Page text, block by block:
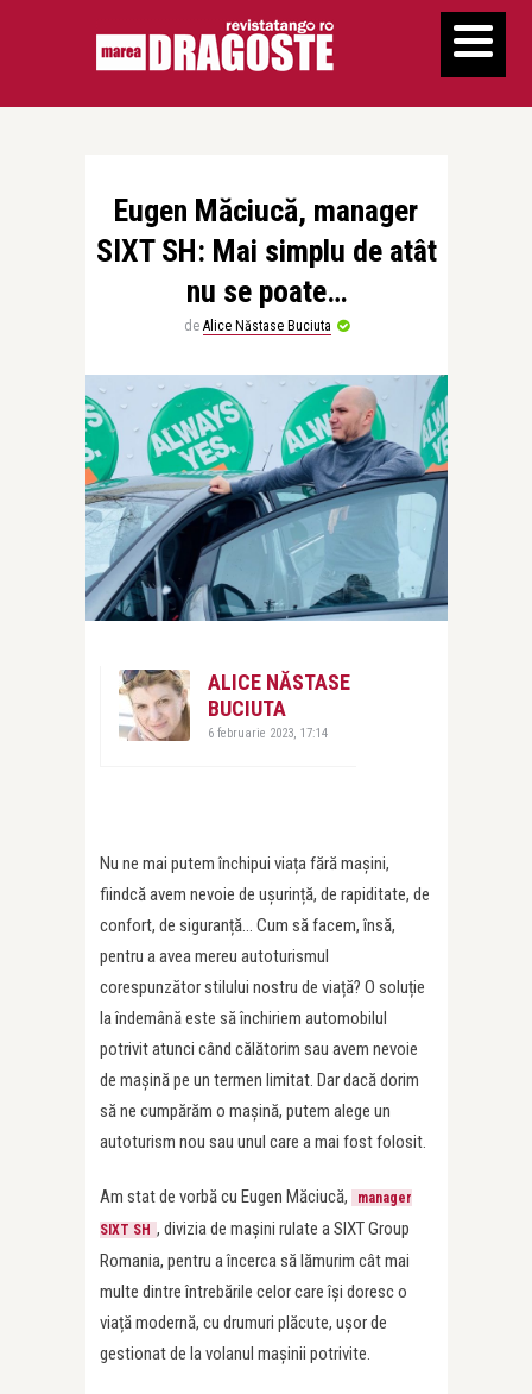
Eugen Măciucă, manager
SIXT SH: Mai simplu de atât
nu se poate…
de Alice Năstase Buciuta
ALICE NĂSTASE
BUCIUTA
6 februarie 2023, 17:14
Nu ne mai putem închipui viața fără mașini,
fiindcă avem nevoie de ușurință, de rapiditate, de
confort, de siguranță… Cum să facem, însă,
pentru a avea mereu autoturismul
corespunzător stilului nostru de viață? O soluție
la îndemână este să închiriem automobilul
potrivit atunci când călătorim sau avem nevoie
de mașină pe un termen limitat. Dar dacă dorim
să ne cumpărăm o mașină, putem alege un
autoturism nou sau unul care a mai fost folosit.
Am stat de vorbă cu Eugen Măciucă,
manager
SIXT SH , divizia de mașini rulate a SIXT Group
Romania, pentru a încerca să lămurim cât mai
multe dintre întrebările celor care își doresc o
viață modernă, cu drumuri plăcute, ușor de
gestionat de la volanul mașinii potrivite.